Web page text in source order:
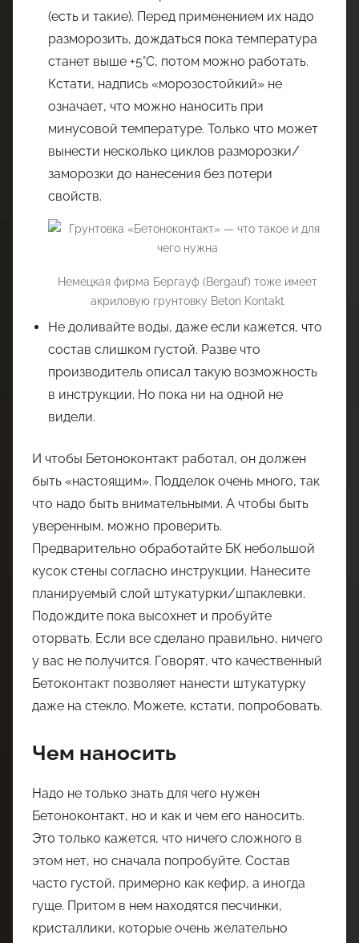
(есть и такие). Перед применением их надо
разморозить, дождаться пока температура
станет выше +5°C, потом можно работать.
Кстати, надпись «морозостойкий» не
означает, что можно наносить при
минусовой температуре. Только что может
вынести несколько циклов разморозки/
заморозки до нанесения без потери
свойств.
Немецкая фирма Бергауф (Bergauf) тоже имеет
акриловую грунтовку Beton Kontakt
Не доливайте воды, даже если кажется, что
состав слишком густой. Разве что
производитель описал такую возможность
в инструкции. Но пока ни на одной не
видели.
И чтобы Бетоноконтакт работал, он должен
быть «настоящим». Подделок очень много, так
что надо быть внимательными. А чтобы быть
уверенным, можно проверить.
Предварительно обработайте БК небольшой
кусок стены согласно инструкции. Нанесите
планируемый слой штукатурки/шпаклевки.
Подождите пока высохнет и пробуйте
оторвать. Если все сделано правильно, ничего
у вас не получится. Говорят, что качественный
Бетоконтакт позволяет нанести штукатурку
даже на стекло. Можете, кстати, попробовать.
Чем наносить
Надо не только знать для чего нужен
Бетоноконтакт, но и как и чем его наносить.
Это только кажется, что ничего сложного в
этом нет, но сначала попробуйте. Состав
часто густой, примерно как кефир, а иногда
гуще. Притом в нем находятся песчинки,
кристаллики, которые очень желательно